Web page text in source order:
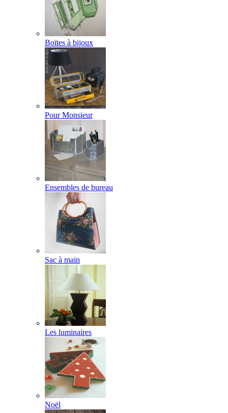
Boïtes à bijoux
Pour Monsieur
Ensembles de bureau
Sac à main
Les luminaires
Noël